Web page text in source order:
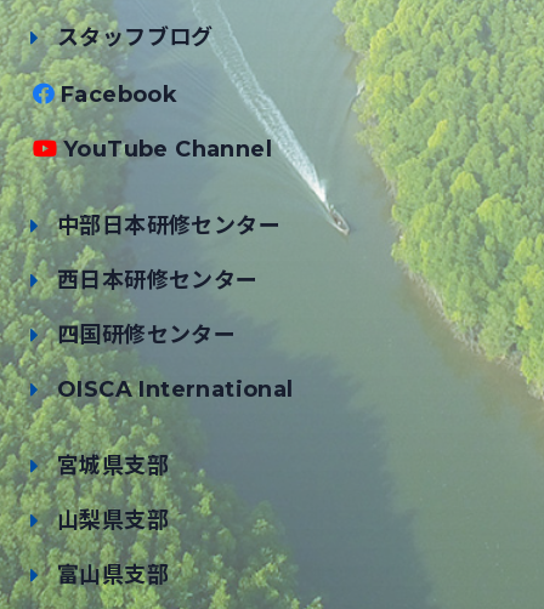
スタッフブログ
Facebook
YouTube Channel
中部日本研修センター
西日本研修センター
四国研修センター
OISCA International
宮城県支部
山梨県支部
富山県支部